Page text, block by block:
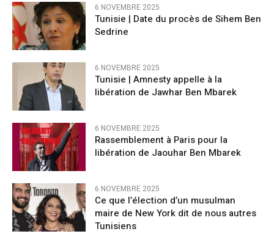
6 NOVEMBRE 2025
Tunisie | Date du procès de Sihem Ben
Sedrine
6 NOVEMBRE 2025
Tunisie | Amnesty appelle à la
libération de Jawhar Ben Mbarek
6 NOVEMBRE 2025
Rassemblement à Paris pour la
libération de Jaouhar Ben Mbarek
6 NOVEMBRE 2025
Ce que l’élection d’un musulman
maire de New York dit de nous autres
Tunisiens